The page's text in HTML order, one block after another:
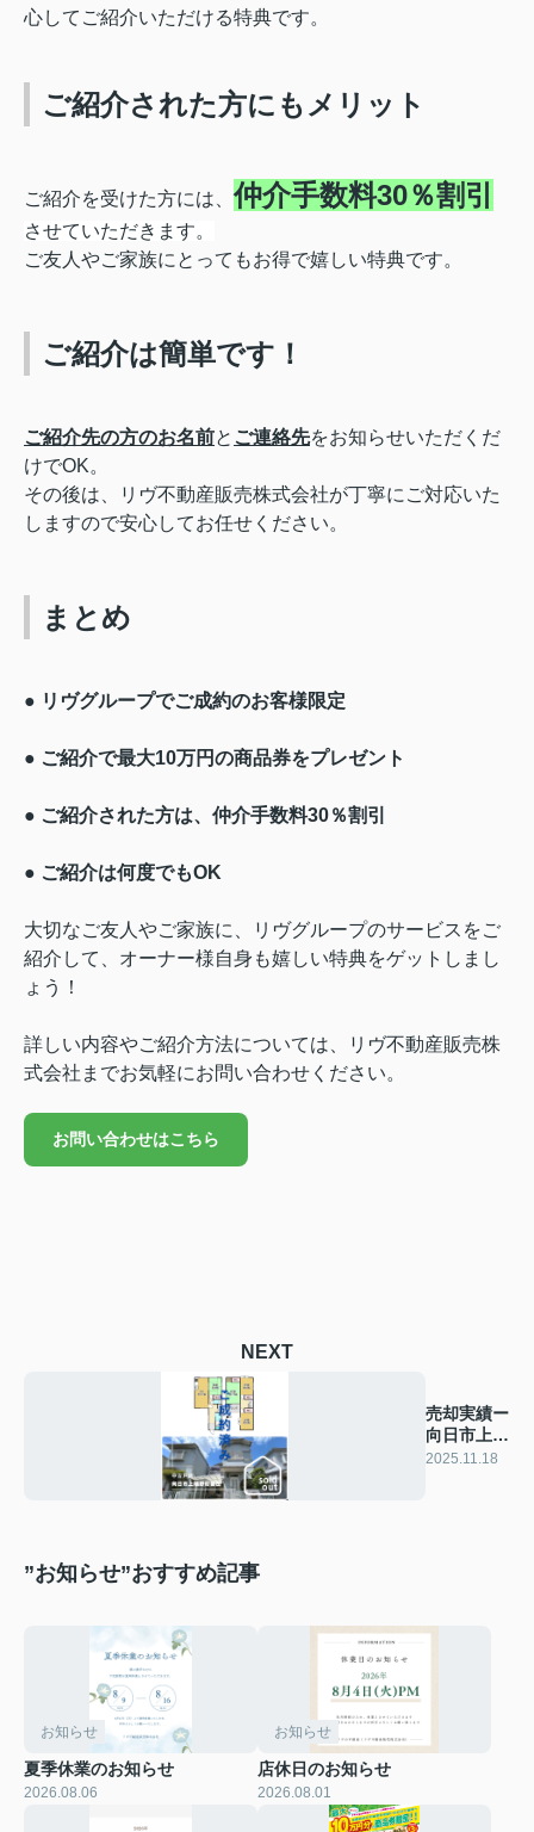
心してご紹介いただける特典です。
ご紹介された方にもメリット
ご紹介を受けた方には、仲介手数料30％割引
させていただきます。
ご友人やご家族にとってもお得で嬉しい特典です。
ご紹介は簡単です！
ご紹介先の方のお名前と ご連絡先をお知らせいただくだ
けでOK。
その後は、リヴ不動産販売株式会社が丁寧にご対応いた
しますので安心してお任せください。
まとめ
● リヴグループでご成約のお客様限定
● ご紹介で最大10万円の商品券をプレゼント
● ご紹介された方は、仲介手数料30％割引
● ご紹介は何度でもOK
大切なご友人やご家族に、リヴグループのサービスをご
紹介して、オーナー様自身も嬉しい特典をゲットしまし
ょう！
詳しい内容やご紹介方法については、リヴ不動産販売株
式会社までお気軽にお問い合わせください。
お問い合わせはこちら
NEXT
売却実績ー
向日市上植
野町菱田ー
2025.11.18
”お知らせ”おすすめ記事
お知らせ
夏季休業のお知らせ
2026.08.06
お知らせ
店休日のお知らせ
2026.08.01